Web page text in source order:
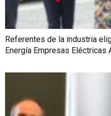
Referentes de la industria
Energía Empresas Eléctricas